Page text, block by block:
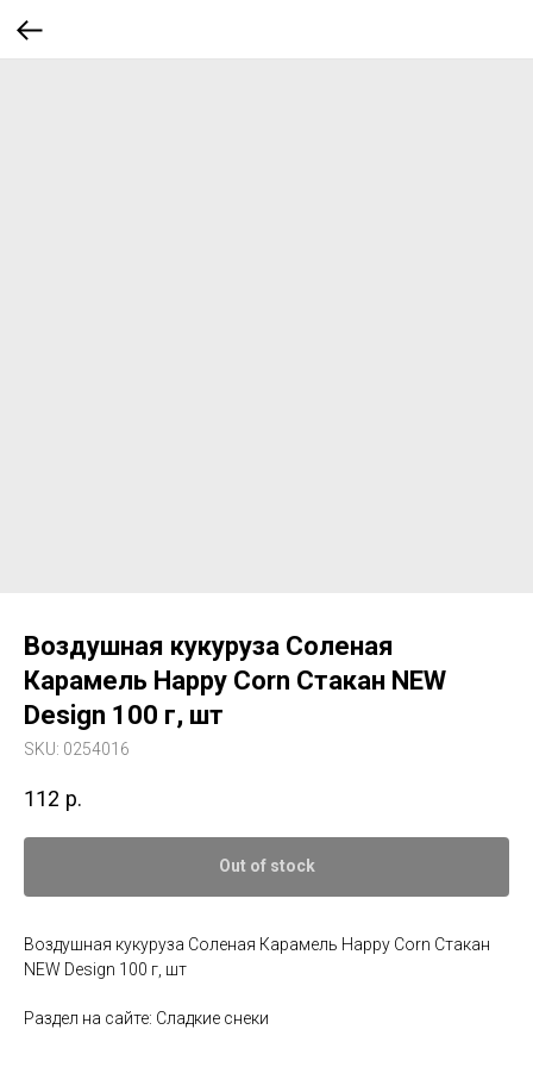
Воздушная кукуруза Соленая
Карамель Happy Corn Стакан NEW
Design 100 г, шт
SKU: 0254016
112 р.
Out of stock
Воздушная кукуруза Соленая Карамель Happy Corn Стакан
NEW Design 100 г, шт
Раздел на сайте: Сладкие снеки